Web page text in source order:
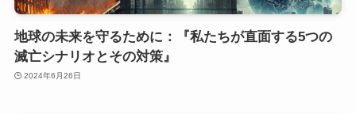
地球の未来を守るために：『私たちが直面する5つの
滅亡シナリオとその対策』
2024年6月26日